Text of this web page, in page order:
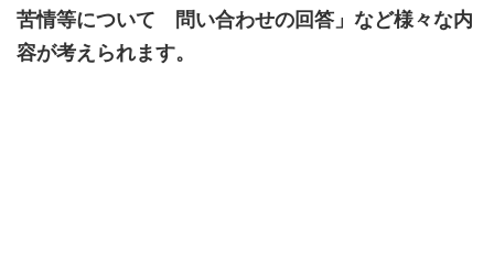
苦情等について 問い合わせの回答」など様々な内
容が考えられます。